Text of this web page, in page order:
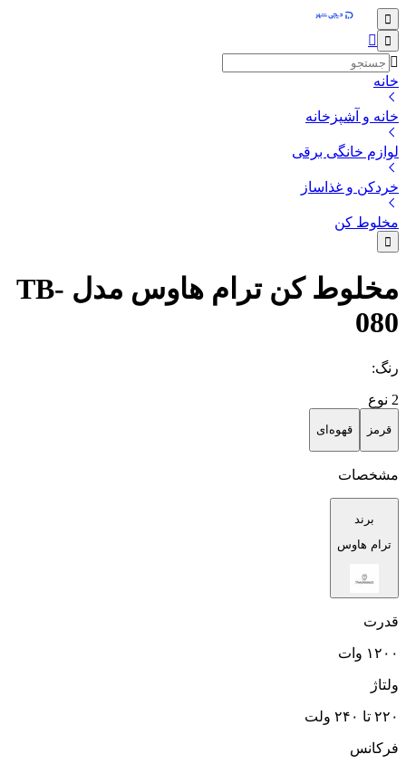
خانه
خانه و آشپزخانه
لوازم خانگی برقی
خردکن و غذاساز
مخلوط کن
مخلوط کن ترام هاوس مدل TB-
080
رنگ:
2 نوع
قرمز قهوه‌ای
مشخصات
برند
ترام هاوس
قدرت
۱۲۰۰ وات
ولتاژ
۲۲۰ تا ۲۴۰ ولت
فرکانس